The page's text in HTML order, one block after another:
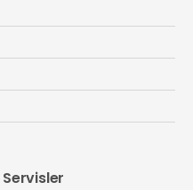
Servisler